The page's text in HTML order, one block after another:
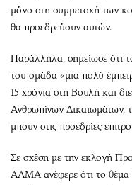
μόνο στη συμμετοχή των
θα προεδρεύουν αυτών.
Παράλληλα, σημείωσε ότι
του ομάδα «μια πολύ
15 χρόνια στη Βουλή και
Ανθρωπίνων Δικαιωμάτων,
μπουν στις προεδρίες
Σε σχέση με την εκλογή
ΑΛΜΑ ανέφερε ότι το θέμα